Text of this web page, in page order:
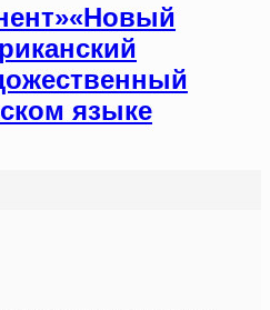
«Новый
языке